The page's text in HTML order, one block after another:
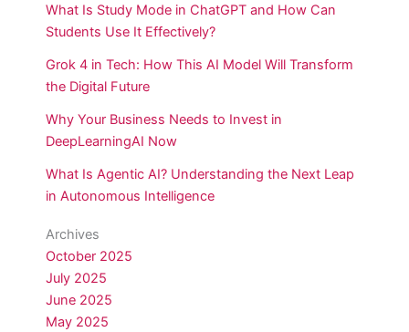
What Is Study Mode in ChatGPT and How Can
Students Use It Effectively?
Grok 4 in Tech: How This AI Model Will Transform
the Digital Future
Why Your Business Needs to Invest in
DeepLearningAI Now
What Is Agentic AI? Understanding the Next Leap
in Autonomous Intelligence
Archives
October 2025
July 2025
June 2025
May 2025